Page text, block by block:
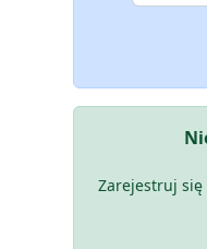
Zarejestruj się